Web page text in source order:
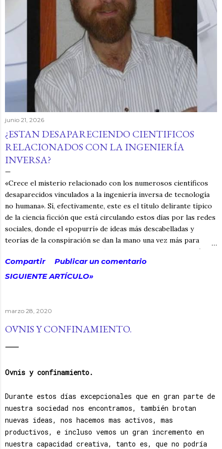
junio 21, 2026
¿ESTAN DESAPARECIENDO CIENTIFICOS
RELACIONADOS CON LA INGENIERÍA
INVERSA?
«Crece el misterio relacionado con los numerosos científicos
desaparecidos vinculados a la ingeniería inversa de tecnología
no humana». Sí, efectivamente, este es el título delirante típico
de la ciencia ficción que está circulando estos días por las redes
sociales, donde el «popurrí» de ideas más descabelladas y
teorías de la conspiración se dan la mano una vez más para
alimentar el delirio, la confusión y, si ya nos ponemos, quizás la
distracción. Y no digo que no esté sucediendo, dado que la
noticia tiene algo de cierto. El problema surge cuando alguien
algunos les llena los bolsillos. Claro que, dada la situación actual
ambas cosas son la receta perfecta para alimentar cualquier
Compartir
Publicar un comentario
SIGUIENTE ARTÍCULO»
marzo 28, 2020
OVNIS Y CONFINAMIENTO.
Ovnis y confinamiento.
Durante estos días excepcionales que en gran parte de
nuestra sociedad nos encontramos, también brotan
nuevas ideas, nos hacemos mas activos, mas
productivos, e incluso vemos un gran incremento en
nuestra capacidad creativa, tanto es, que no podría